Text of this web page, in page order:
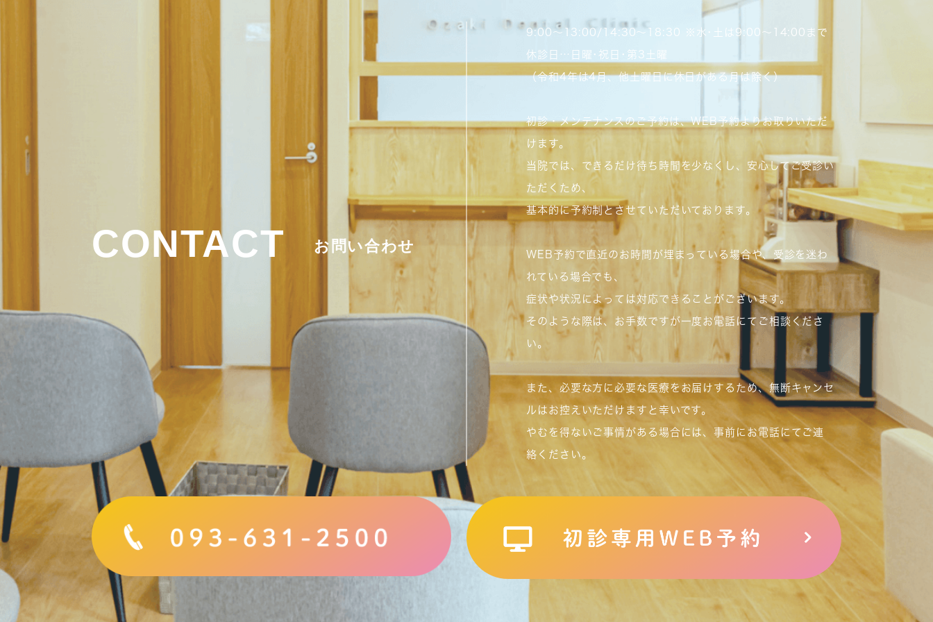
CONTACT お問い合わせ
9:00～13:00/14:30～18:30 ※水･土は9:00～14:00まで
休診日…日曜･祝日･第3土曜
（令和4年は4月、他土曜日に休日がある月は除く）
初診・メンテナンスのご予約は、WEB予約よりお取りいただ
けます。
当院では、できるだけ待ち時間を少なくし、安心してご受診い
ただくため、
基本的に予約制とさせていただいております。
WEB予約で直近のお時間が埋まっている場合や、受診を迷わ
れている場合でも、
症状や状況によっては対応できることがございます。
そのような際は、お手数ですが一度お電話にてご相談くださ
い。
また、必要な方に必要な医療をお届けするため、無断キャンセ
ルはお控えいただけますと幸いです。
やむを得ないご事情がある場合には、事前にお電話にてご連
絡ください。